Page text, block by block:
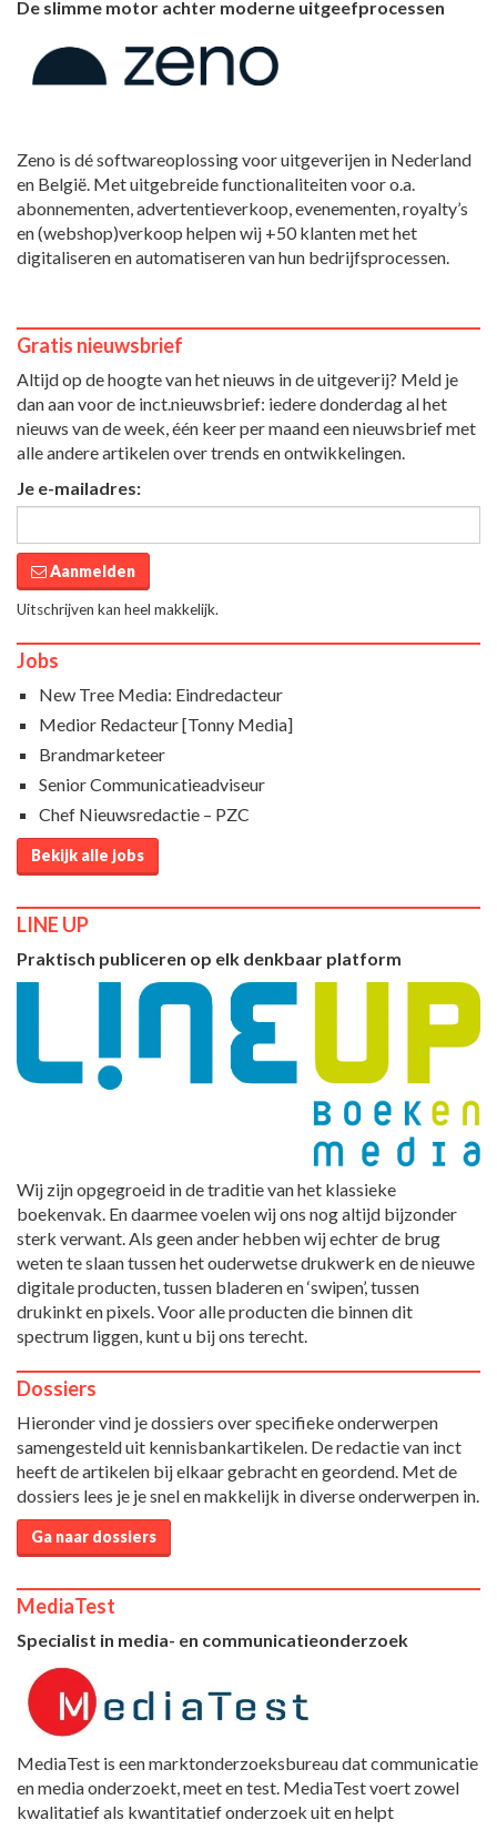
De slimme motor achter moderne uitgeefprocessen
Zeno is dé softwareoplossing voor uitgeverijen in Nederland
en België. Met uitgebreide functionaliteiten voor o.a.
abonnementen, advertentieverkoop, evenementen, royalty’s
en (webshop)verkoop helpen wij +50 klanten met het
digitaliseren en automatiseren van hun bedrijfsprocessen.
Gratis nieuwsbrief
Altijd op de hoogte van het nieuws in de uitgeverij? Meld je
dan aan voor de inct.nieuwsbrief: iedere donderdag al het
nieuws van de week, één keer per maand een nieuwsbrief met
alle andere artikelen over trends en ontwikkelingen.
Je e-mailadres:
Aanmelden
Uitschrijven kan heel makkelijk.
Jobs
New Tree Media: Eindredacteur
Medior Redacteur [Tonny Media]
Brandmarketeer
Senior Communicatieadviseur
Chef Nieuwsredactie – PZC
Bekijk alle jobs
LINE UP
Praktisch publiceren op elk denkbaar platform
Wij zijn opgegroeid in de traditie van het klassieke
boekenvak. En daarmee voelen wij ons nog altijd bijzonder
sterk verwant. Als geen ander hebben wij echter de brug
weten te slaan tussen het ouderwetse drukwerk en de nieuwe
digitale producten, tussen bladeren en ‘swipen’, tussen
drukinkt en pixels. Voor alle producten die binnen dit
spectrum liggen, kunt u bij ons terecht.
Dossiers
Hieronder vind je dossiers over specifieke onderwerpen
samengesteld uit kennisbankartikelen. De redactie van inct
heeft de artikelen bij elkaar gebracht en geordend. Met de
dossiers lees je je snel en makkelijk in diverse onderwerpen in.
Ga naar dossiers
MediaTest
Specialist in media- en communicatieonderzoek
MediaTest is een marktonderzoeksbureau dat communicatie
en media onderzoekt, meet en test. MediaTest voert zowel
kwalitatief als kwantitatief onderzoek uit en helpt